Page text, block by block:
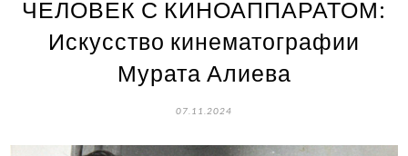
ЧЕЛОВЕК С КИНОАППАРАТОМ:
Искусство кинематографии
Мурата Алиева
07.11.2024